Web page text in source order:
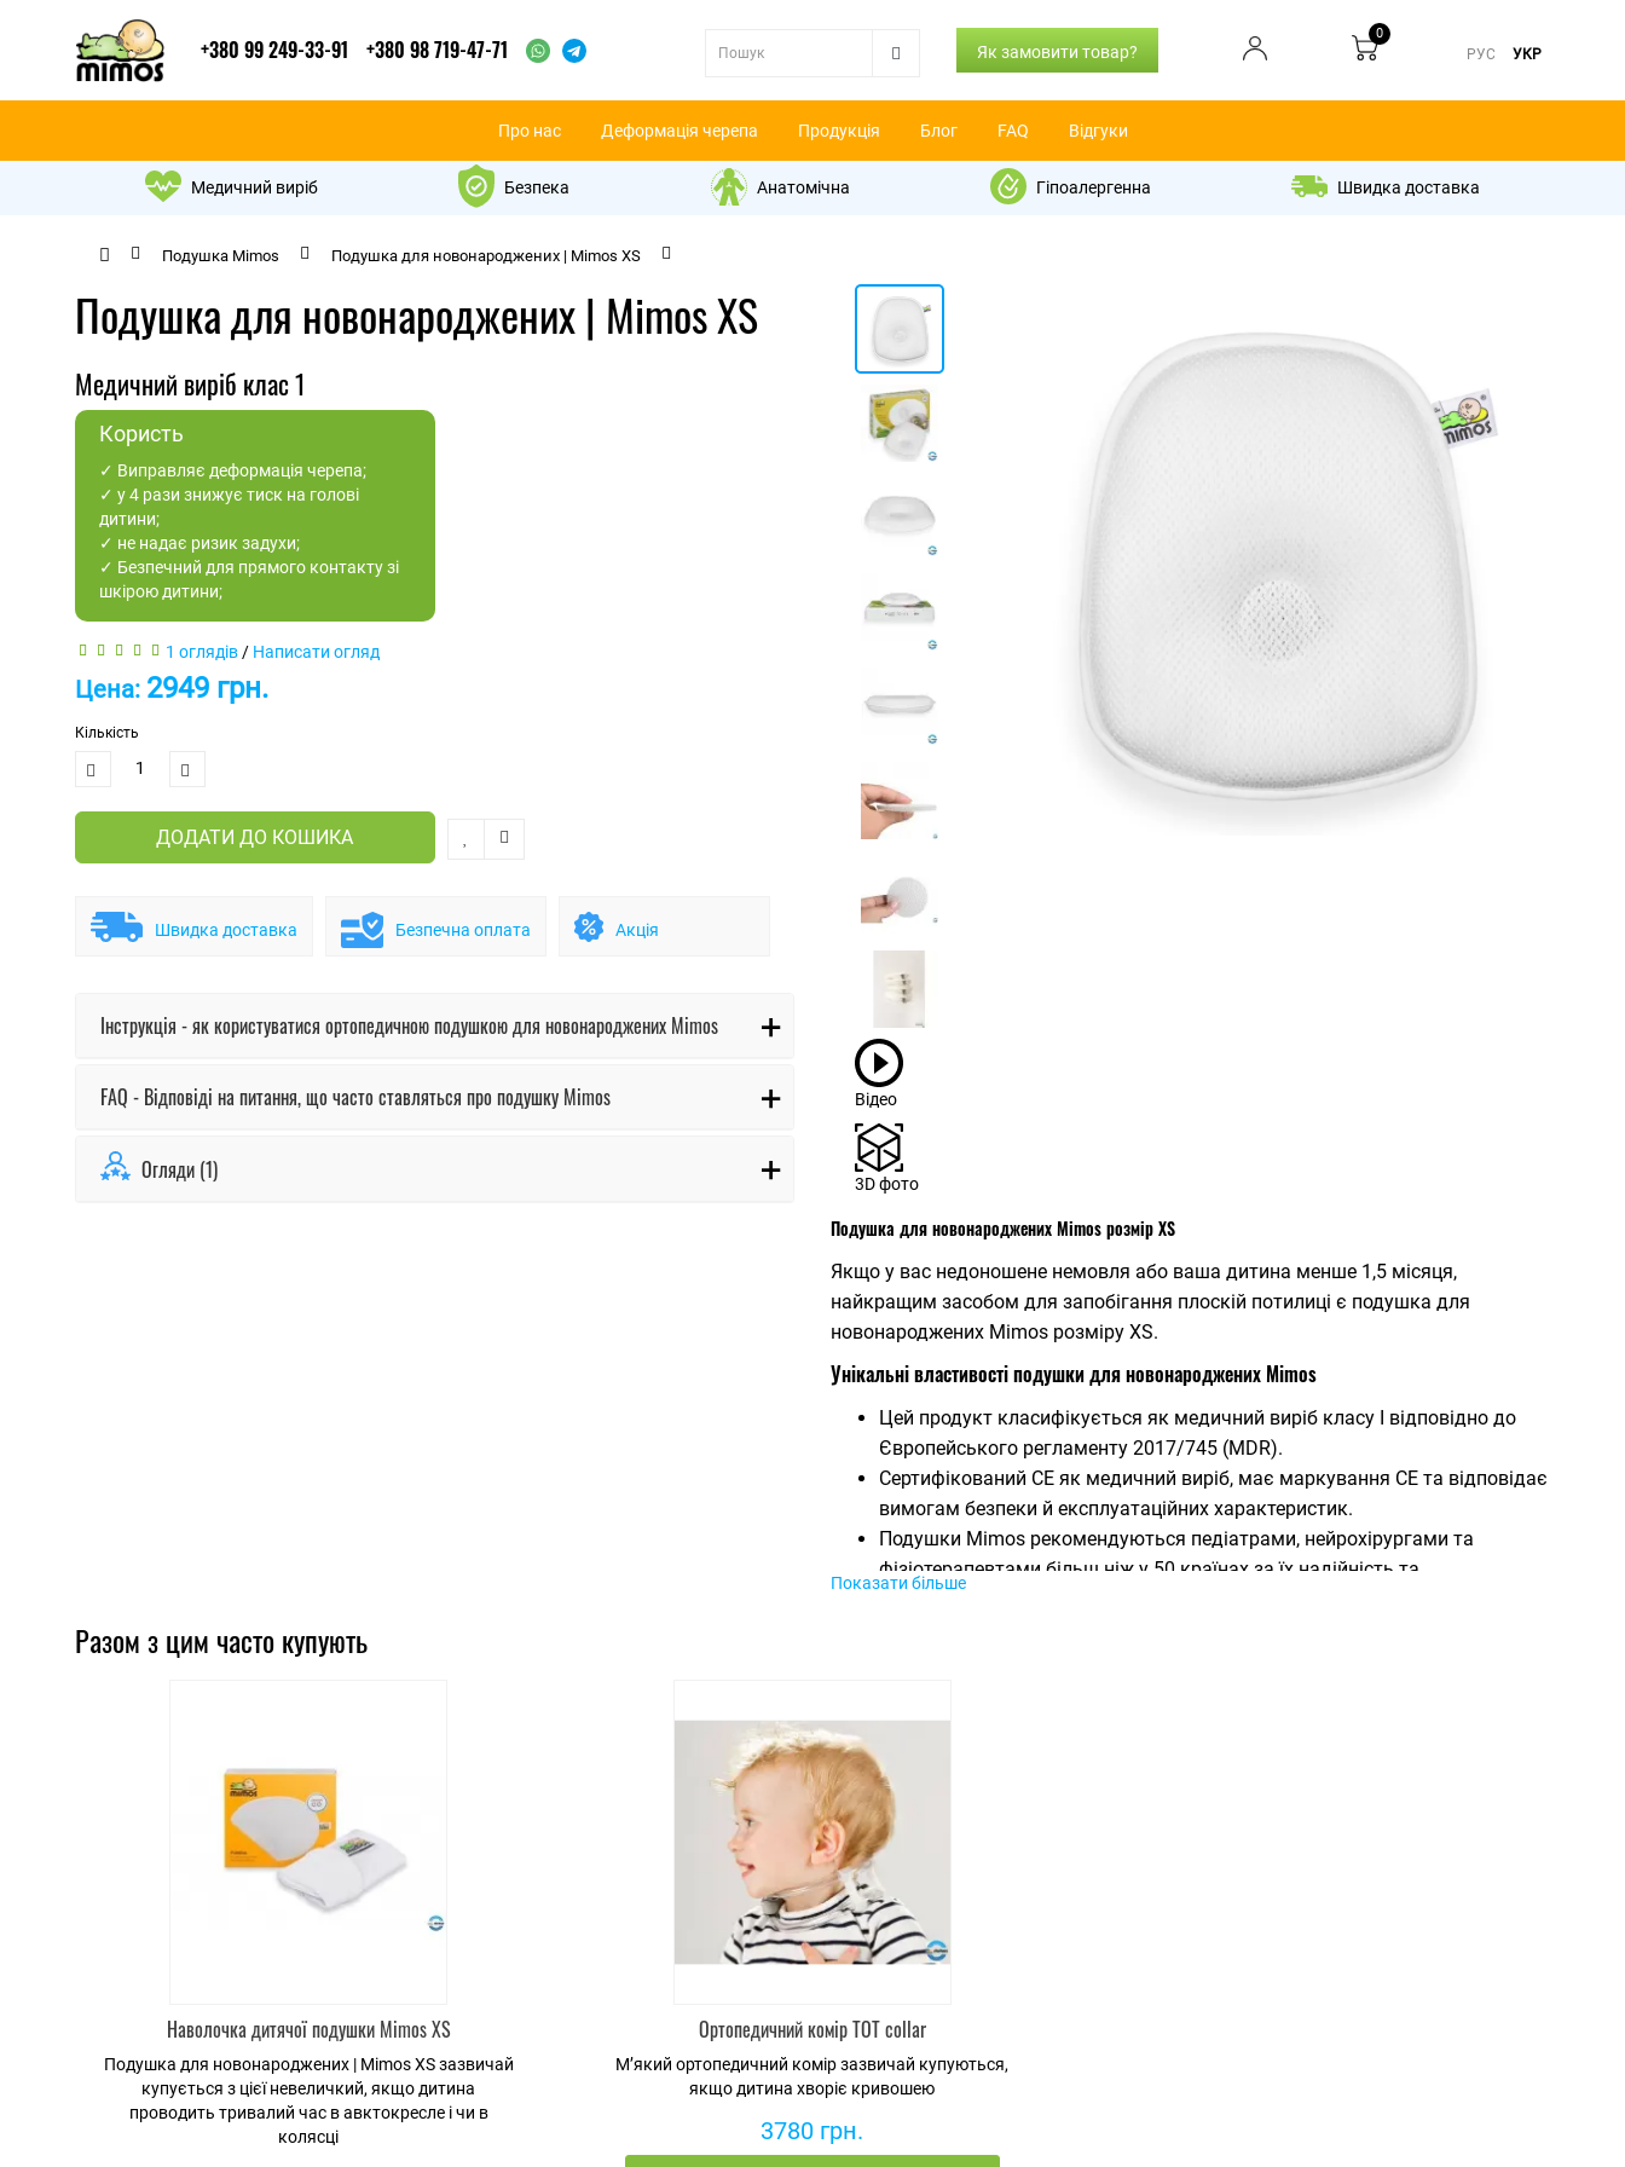
+380 99 249-33-91 +380 98 719-47-71 Як замовити товар?
0
РУС УКР
Про нас Деформація черепа Продукція Блог FAQ Відгуки
Медичний виріб Безпека Aнатомічна Гіпоалергенна Швидка доставка
Подушка Mimos Подушка для новонароджених | Mimos XS
Подушка для новонароджених | Mimos XS
Медичний виріб клас 1
Користь
✓ Виправляє деформація черепа;
✓ у 4 рази знижує тиск на голові
дитини;
✓ не надає ризик задухи;
✓ Безпечний для прямого контакту зі
шкірою дитини;
1 оглядів / Написати огляд
Цена: 2949 грн.
Кількість
ДОДАТИ ДО КОШИКА
Швидка доставка Безпечна оплата Акція
Інструкція - як користуватися ортопедичною подушкою для новонароджених Mimos
FAQ - Відповіді на питання, що часто ставляться про подушку Mimos
Огляди (1)
Відео
3D фото
Подушка для новонароджених Mimos розмір XS
Якщо у вас недоношене немовля або ваша дитина менше 1,5 місяця,
найкращим засобом для запобігання плоскій потилиці є подушка для
новонароджених Mimos розміру XS.
Унікальні властивості подушки для новонароджених Mimos
Цей продукт класифікується як медичний виріб класу I відповідно до
Європейського регламенту 2017/745 (MDR).
Сертифікований CE як медичний виріб, має маркування CE та відповідає
вимогам безпеки й експлуатаційних характеристик.
Подушки Mimos рекомендуються педіатрами, нейрохірургами та
фізіотерапевтами більш ніж у 50 країнах за їх надійність та
кісток черепа.
Основні характеристики подушки Mimos
Має терапевтичну властивість і відноситься до класу 1 медичного
Знижує зовнішній тиск на череп, завдяки тому подушка Mimos захищає
голову немовляти від сплющування на потилиці або збоку голови;
Сприяє природному формуванню правильного кола голови;
Клінічно схвалена для лікування синдрому плоскої голови
Схвалена педіатрами та іншими лікарями у багатьох країнах;
Показати більше
Разом з цим часто купують
Наволочка дитячої подушки Mimos XS
Подушка для новонароджених | Mimos XS зазвичай
купується з цієї невеличкий, якщо дитина
проводить тривалий час в авктокресле і чи в
колясці
Ортопедичний комір TOT collar
М’який ортопедичний комір зазвичай купуються,
якщо дитина хворіє кривошею
3780 грн.